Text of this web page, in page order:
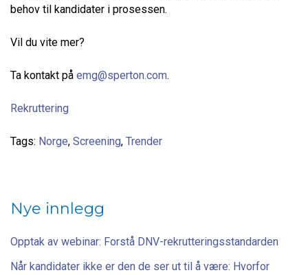
behov til kandidater i prosessen.
Vil du vite mer?
Ta kontakt på emg@sperton.com.
Rekruttering
Tags: Norge, Screening, Trender
Nye innlegg
Opptak av webinar: Forstå DNV-rekrutteringsstandarden
Når kandidater ikke er den de ser ut til å være: Hvorfor